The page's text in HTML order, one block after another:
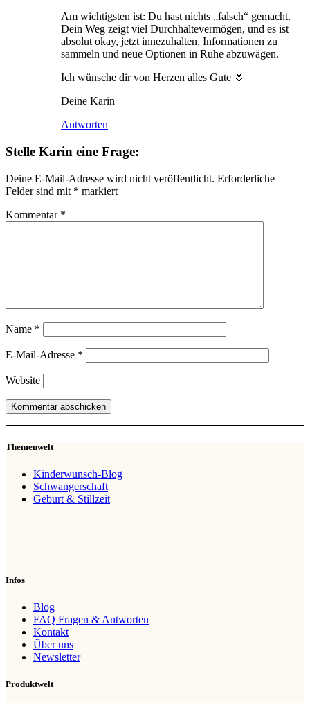
Am wichtigsten ist: Du hast nichts „falsch“ gemacht.
Dein Weg zeigt viel Durchhaltevermögen, und es ist
absolut okay, jetzt innezuhalten, Informationen zu
sammeln und neue Optionen in Ruhe abzuwägen.
Ich wünsche dir von Herzen alles Gute 🌷
Deine Karin
Antworten
Stelle Karin eine Frage:
Deine E-Mail-Adresse wird nicht veröffentlicht. Erforderliche
Felder sind mit * markiert
Kommentar *
Name *
E-Mail-Adresse *
Website
Themenwelt
Kinderwunsch-Blog
Schwangerschaft
Geburt & Stillzeit
Infos
Blog
FAQ Fragen & Antworten
Kontakt
Über uns
Newsletter
Produktwelt